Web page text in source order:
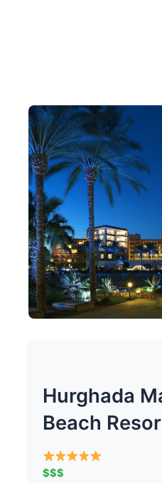
Hurghada
Beach
$$$